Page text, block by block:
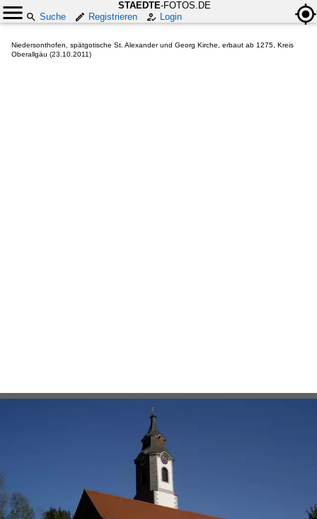
STAEDTE-FOTOS.DE
Suche
Registrieren Login
Niedersonthofen, spätgotische St. Alexander und Georg Kirche, erbaut ab 1275, Kreis
Oberallgäu (23.10.2011)